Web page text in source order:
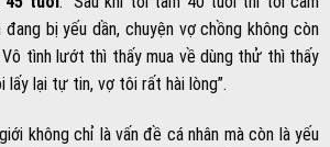
đang bị yếu dần, chuyện vợ chồng không còn
tình lướt thì thấy mua về dùng thử thì thấy
lấy lại tự tin, vợ tôi rất hài lòng”.
không chỉ là vấn đề cá nhân mà còn là yếu